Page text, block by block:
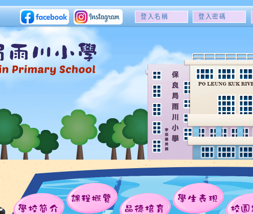
登
名
稱
登
密
碼
學校簡介
課程概覽
品德培育
學生表現
校